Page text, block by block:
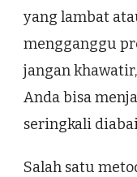
yang lambat
mengganggu
jangan
Anda bisa
seringkali
Salah satu